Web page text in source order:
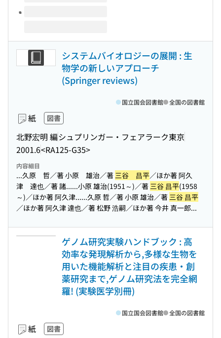
システムバイオロジーの展開 : 生
物学の新しいアプローチ
(Springer reviews)
紙 図書
北野宏明 編シュプリンガー・フェアラーク東京
2001.6<RA125-G35>
国立国会図書館 全国の図書館
内容細目
...久原 哲／著 小原 雄治／著 三谷 昌平／ほか著 阿久
津 達也／著 諸......小原 雄治(1951～)／著 三谷 昌平(1958
～)／ほか著 阿久津......久原 哲／著 小原 雄治／著 三谷 昌平
／ほか著 阿久津 達也／著 松野 浩嗣／ほか著 今井 真一郎...
ゲノム研究実験ハンドブック : 高
効率な発現解析から,多様な生物を
用いた機能解析と注目の疾患・創
薬研究まで,ゲノム研究法を完全網
羅! (実験医学別冊)
紙 図書
国立国会図書館 全国の図書館